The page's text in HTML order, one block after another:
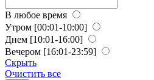
В любое время
Утром [00:01-10:00]
Днем [10:01-16:00]
Вечером [16:01-23:59]
Скрыть
Очистить все